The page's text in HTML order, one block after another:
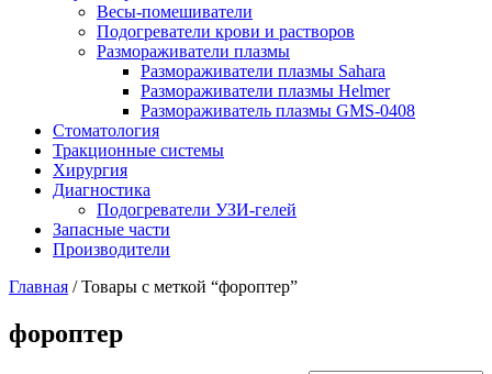
Весы-помешиватели
Подогреватели крови и растворов
Размораживатели плазмы
Размораживатели плазмы Sahara
Размораживатели плазмы Helmer
Размораживатель плазмы GMS-0408
Стоматология
Тракционные системы
Хирургия
Диагностика
Подогреватели УЗИ-гелей
Запасные части
Производители
Главная / Товары с меткой “фороптер”
фороптер